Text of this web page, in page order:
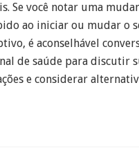
Se você notar uma
ao iniciar ou mudar o
é aconselhável
de saúde para discutir
e considerar